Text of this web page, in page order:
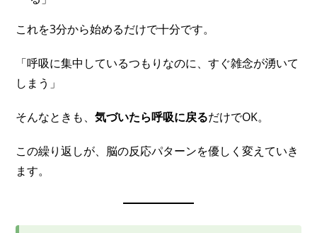
これを3分から始めるだけで十分です。
「呼吸に集中しているつもりなのに、すぐ雑念が湧いて
しまう」
そんなときも、気づいたら呼吸に戻るだけでOK。
この繰り返しが、脳の反応パターンを優しく変えていき
ます。